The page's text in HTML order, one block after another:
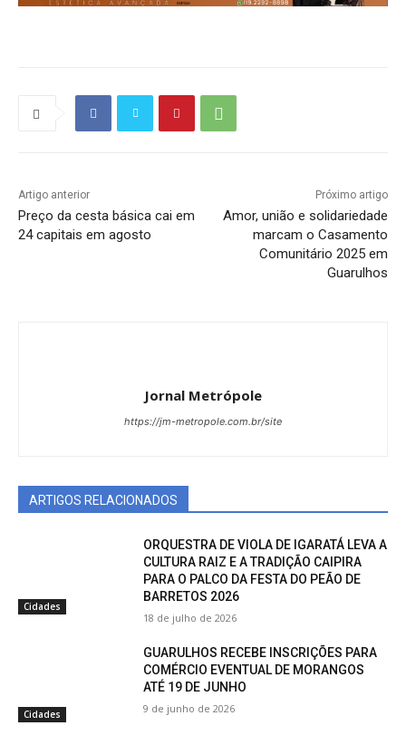
Artigo anterior
Preço da cesta básica cai em
24 capitais em agosto
Próximo artigo
Amor, união e solidariedade
marcam o Casamento
Comunitário 2025 em
Guarulhos
Jornal Metrópole
https://jm-metropole.com.br/site
ARTIGOS RELACIONADOS
Cidades
ORQUESTRA DE VIOLA DE IGARATÁ LEVA A
CULTURA RAIZ E A TRADIÇÃO CAIPIRA
PARA O PALCO DA FESTA DO PEÃO DE
BARRETOS 2026
18 de julho de 2026
Cidades
GUARULHOS RECEBE INSCRIÇÕES PARA
COMÉRCIO EVENTUAL DE MORANGOS
ATÉ 19 DE JUNHO
9 de junho de 2026